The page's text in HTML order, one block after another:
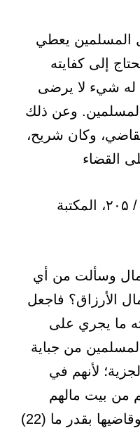
المسلمين يعطي
إلى كفايته
له شيء لا يرضى
وعن ذلك
وكان شريح،
القضاء
کتاب الخراج لابی یوسف : ۱ / ۲۰۵، المكتبة
وسألت من أي
الأرزاق؟ فاجعل
ما يجري على
من جباية
لأنهم في
من بيت مالهم
ويجري على كل والي مدينة وقاضيها بقدر ما (22)